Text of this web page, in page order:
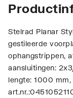
Stelrad Planar
gestileerde
ophangstrippen,
aansluitingen:
lengte: 1000